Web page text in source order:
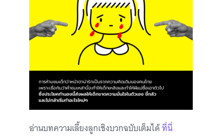
อ่านบทความเลี้ยงลูกเชิงบวกฉบับเต็มได้ที่นี่